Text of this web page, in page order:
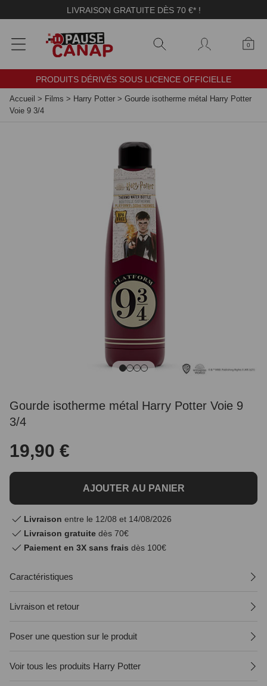
LIVRAISON GRATUITE DÈS 70 €* !
0
PRODUITS DÉRIVÉS SOUS LICENCE OFFICIELLE
Accueil > Films > Harry Potter > Gourde isotherme métal Harry Potter
Voie 9 3/4
Gourde isotherme métal Harry Potter Voie 9
3/4
19,90 €
AJOUTER AU PANIER
Livraison entre le 12/08 et 14/08/2026
Livraison gratuite dès 70€
Paiement en 3X sans frais dès 100€
Caractéristiques
Livraison et retour
Poser une question sur le produit
Voir tous les produits Harry Potter
Panneau de gestion des cookies